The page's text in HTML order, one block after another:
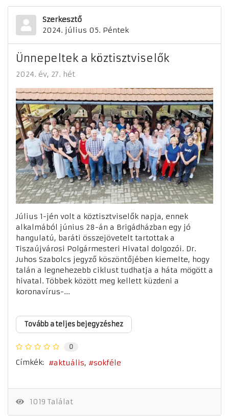
Szerkesztő
2024. július 05. Péntek
Ünnepeltek a köztisztviselők
2024. év 27. hét
Július 1-jén volt a köztisztviselők napja, ennek
alkalmából június 28-án a Brigádházban egy jó
hangulatú, baráti összejövetelt tartottak a
Tiszaújvárosi Polgármesteri Hivatal dolgozói. Dr.
Juhos Szabolcs jegyző köszöntőjében kiemelte, hogy
talán a legnehezebb ciklust tudhatja a háta mögött a
hivatal. Többek között meg kellett küzdeni a
koronavírus-...
Tovább a teljes bejegyzéshez
0
Címkék: aktuális sokféle
1019 Találat